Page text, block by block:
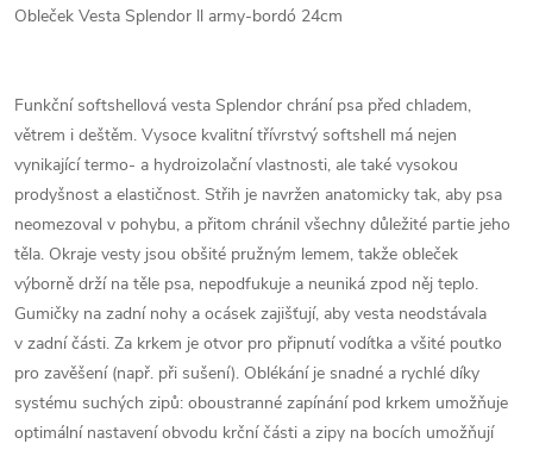
Obleček Vesta Splendor ll army-bordó 24cm
Funkční softshellová vesta Splendor chrání psa před chladem,
větrem i deštěm. Vysoce kvalitní třívrstvý softshell má nejen
vynikající termo- a hydroizolační vlastnosti, ale také vysokou
prodyšnost a elastičnost. Střih je navržen anatomicky tak, aby psa
neomezoval v pohybu, a přitom chránil všechny důležité partie jeho
těla. Okraje vesty jsou obšité pružným lemem, takže obleček
výborně drží na těle psa, nepodfukuje a neuniká zpod něj teplo.
Gumičky na zadní nohy a ocásek zajišťují, aby vesta neodstávala
v zadní části. Za krkem je otvor pro připnutí vodítka a všité poutko
pro zavěšení (např. při sušení). Oblékání je snadné a rychlé díky
systému suchých zipů: oboustranné zapínání pod krkem umožňuje
optimální nastavení obvodu krční části a zipy na bocích umožňují